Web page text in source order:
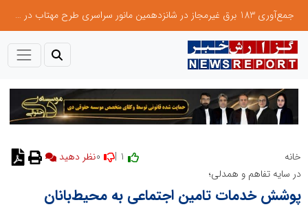
جمع‌آوری 183 برق غیرمجاز در شانزدهمین مانور سراسری طرح مهتاب در استان تهران
خانه
نظر دهید
در سایه تفاهم و همدلی؛
پوشش خدمات تامین اجتماعی به محیط‌بانان